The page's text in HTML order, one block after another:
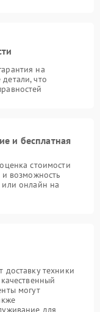
на
что
и бесплатная
стоимости
и возможность
или онлайн на
техники
могут
для